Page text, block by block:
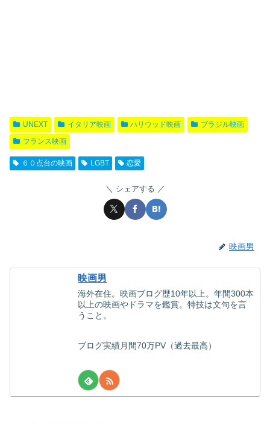
UNEXT イタリア映画 ハリウッド映画
ブラジル映画
フランス映画
６０点台の映画 LGBT 恋愛
シェアする
映画男
映画男
海外在住。映画ブログ歴10年以上。年間300本
以上の映画やドラマを鑑賞。特技は文句を言
うこと。
ブログ実績月間70万PV（過去最高）